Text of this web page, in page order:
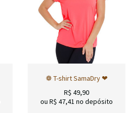
❁ T-shirt SamaDry ❤
R$ 49,90
ou R$ 47,41 no depósito